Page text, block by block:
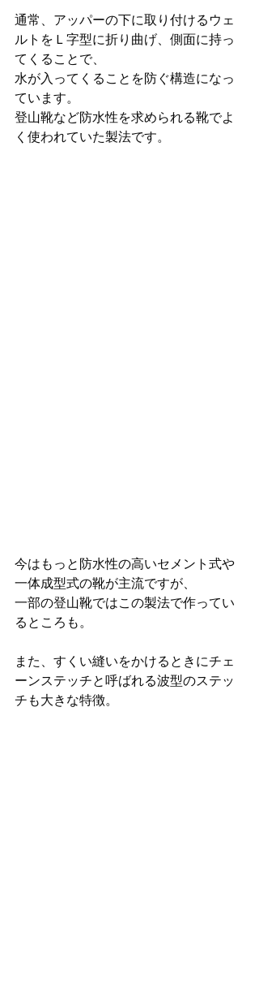
通常、アッパーの下に取り付けるウェ
ルトをＬ字型に折り曲げ、側面に持っ
てくることで、
水が入ってくることを防ぐ構造になっ
ています。
登山靴など防水性を求められる靴でよ
く使われていた製法です。
今はもっと防水性の高いセメント式や
一体成型式の靴が主流ですが、
一部の登山靴ではこの製法で作ってい
るところも。
また、すくい縫いをかけるときにチェ
ーンステッチと呼ばれる波型のステッ
チも大きな特徴。